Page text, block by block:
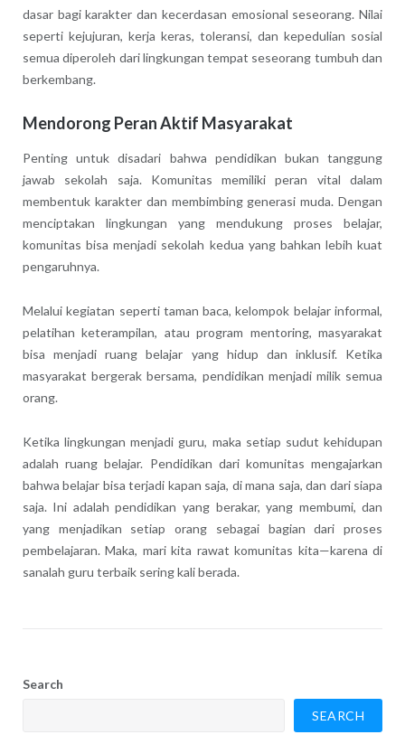
dasar bagi karakter dan kecerdasan emosional seseorang. Nilai
seperti kejujuran, kerja keras, toleransi, dan kepedulian sosial
semua diperoleh dari lingkungan tempat seseorang tumbuh dan
berkembang.
Mendorong Peran Aktif Masyarakat
Penting untuk disadari bahwa pendidikan bukan tanggung
jawab sekolah saja. Komunitas memiliki peran vital dalam
membentuk karakter dan membimbing generasi muda. Dengan
menciptakan lingkungan yang mendukung proses belajar,
komunitas bisa menjadi sekolah kedua yang bahkan lebih kuat
pengaruhnya.
Melalui kegiatan seperti taman baca, kelompok belajar informal,
pelatihan keterampilan, atau program mentoring, masyarakat
bisa menjadi ruang belajar yang hidup dan inklusif. Ketika
masyarakat bergerak bersama, pendidikan menjadi milik semua
orang.
Ketika lingkungan menjadi guru, maka setiap sudut kehidupan
adalah ruang belajar. Pendidikan dari komunitas mengajarkan
bahwa belajar bisa terjadi kapan saja, di mana saja, dan dari siapa
saja. Ini adalah pendidikan yang berakar, yang membumi, dan
yang menjadikan setiap orang sebagai bagian dari proses
pembelajaran. Maka, mari kita rawat komunitas kita—karena di
sanalah guru terbaik sering kali berada.
Search
SEARCH